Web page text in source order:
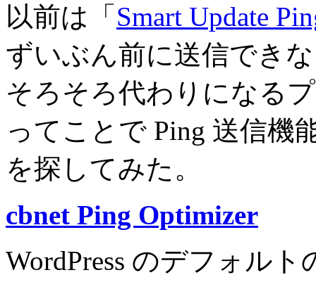
以前は「 Smart Update
ずいぶん前に送信でき
そろそろ代わりになる
ってことで Ping 送信機
を探してみた。
cbnet Ping Optimizer
WordPress のデフォル